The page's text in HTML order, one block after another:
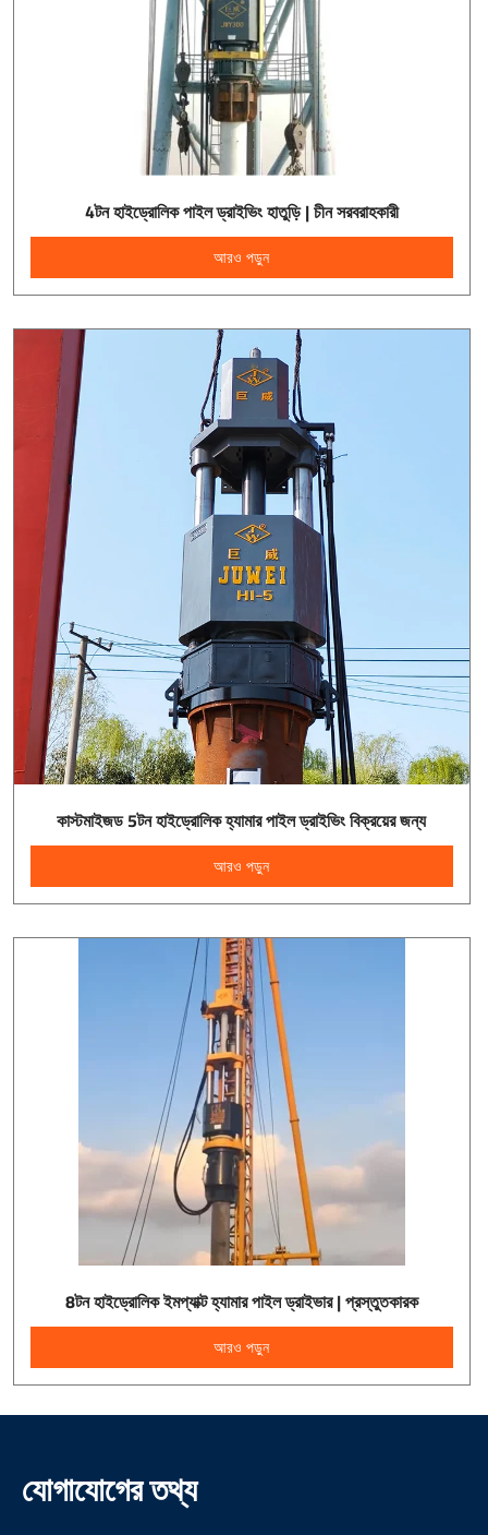
4টন হাইড্রোলিক পাইল ড্রাইভিং হাতুড়ি | চীন সরবরাহকারী
আরও পড়ুন
কাস্টমাইজড 5টন হাইড্রোলিক হ্যামার পাইল ড্রাইভিং বিক্রয়ের জন্য
আরও পড়ুন
8টন হাইড্রোলিক ইমপ্যাক্ট হ্যামার পাইল ড্রাইভার | প্রস্তুতকারক
আরও পড়ুন
যোগাযোগের তথ্য